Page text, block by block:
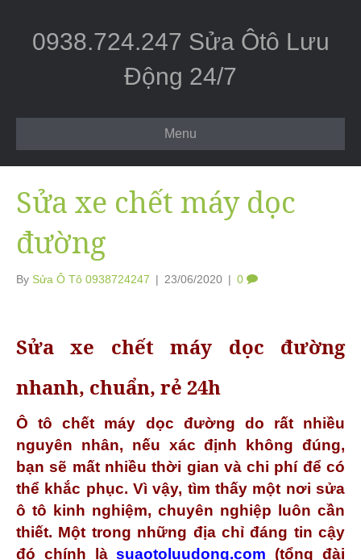
0938.724.247 Sửa Ôtô Lưu
Động 24/7
Menu
Sửa xe chết máy dọc
đường
By Sửa Ô Tô 0938724247 | 23/06/2020 | 0
Sửa xe chết máy dọc đường
nhanh, chuẩn, rẻ 24h
Ô tô chết máy dọc đường do rất nhiều
nguyên nhân, nếu xác định không đúng,
bạn sẽ mất nhiều thời gian và chi phí để có
thể khắc phục. Vì vậy, tìm thấy một nơi sửa
ô tô kinh nghiệm, chuyên nghiệp luôn cần
thiết. Một trong những địa chỉ đáng tin cậy
đó chính làsuaotoluudong.com (tổng đài